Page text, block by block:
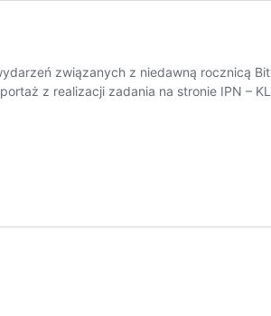
związanych z niedawną rocznicą
z realizacji zadania na stronie IPN –